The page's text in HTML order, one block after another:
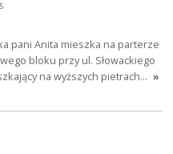
pani Anita mieszka na parterze
bloku przy ul. Słowackiego
na wyższych pietrach… »